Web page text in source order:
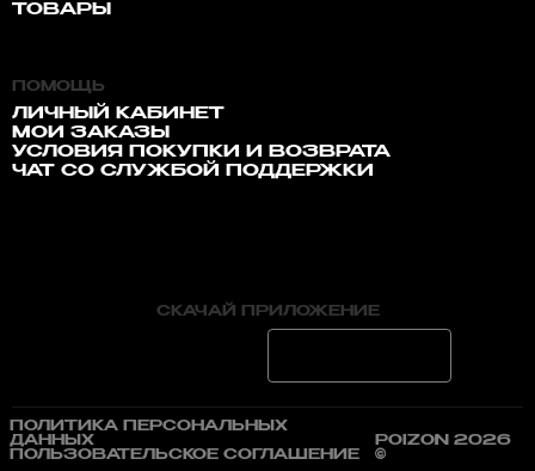
ТОВАРЫ
ПОМОЩЬ
ЛИЧНЫЙ КАБИНЕТ
МОИ ЗАКАЗЫ
УСЛОВИЯ ПОКУПКИ И ВОЗВРАТА
ЧАТ СО СЛУЖБОЙ ПОДДЕРЖКИ
СКАЧАЙ ПРИЛОЖЕНИЕ
ПОЛИТИКА ПЕРСОНАЛЬНЫХ
ДАННЫХ
ПОЛЬЗОВАТЕЛЬСКОЕ СОГЛАШЕНИЕ
POIZON 2026
©